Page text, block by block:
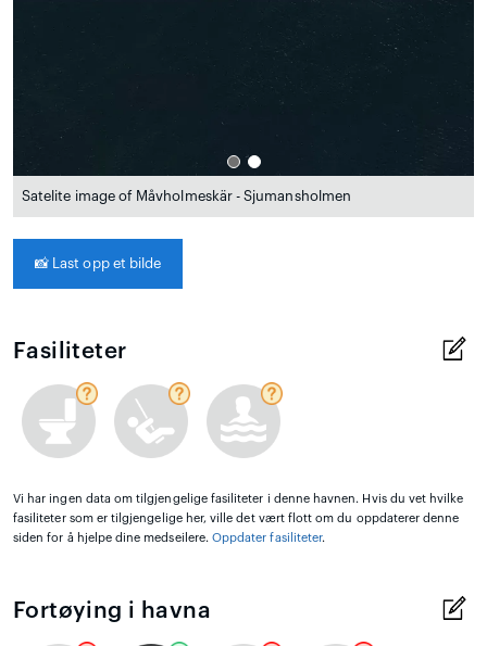
Satelite image of Måvholmeskär - Sjumansholmen
📸 Last opp et bilde
Fasiliteter
Vi har ingen data om tilgjengelige fasiliteter i denne havnen. Hvis du vet hvilke
fasiliteter som er tilgjengelige her, ville det vært flott om du oppdaterer denne
siden for å hjelpe dine medseilere. Oppdater fasiliteter.
Fortøying i havna